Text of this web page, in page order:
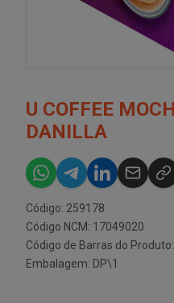
U COFFEE
DANILLA
Código: 259178
Código NCM: 17049020
Código de Barras do
Embalagem: DP\1